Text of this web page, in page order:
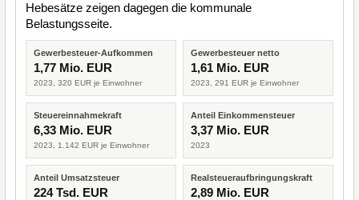
Hebesätze zeigen dagegen die kommunale
Belastungsseite.
Gewerbesteuer-Aufkommen
1,77 Mio. EUR
2023, 320 EUR je Einwohner
Gewerbesteuer netto
1,61 Mio. EUR
2023, 291 EUR je Einwohner
Steuereinnahmekraft
6,33 Mio. EUR
2023, 1.142 EUR je Einwohner
Anteil Einkommensteuer
3,37 Mio. EUR
2023
Anteil Umsatzsteuer
224 Tsd. EUR
Realsteueraufbringungskraft
2,89 Mio. EUR